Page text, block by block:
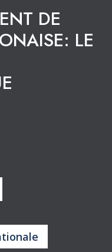
DE
LE